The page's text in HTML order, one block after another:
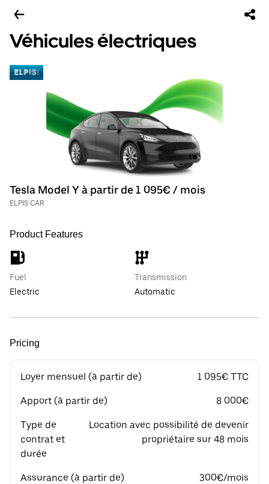
Véhicules électriques
Tesla Model Y à partir de 1 095€ / mois
ELPIS CAR
Product Features
Fuel
Electric
Transmission
Automatic
Pricing
Loyer mensuel (à partir de) 1 095€ TTC
Apport (à partir de) 8 000€
Type de
contrat et
durée
Location avec possibilité de devenir
propriétaire sur 48 mois
Assurance (à partir de) 300€/mois